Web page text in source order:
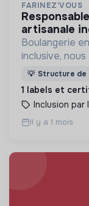
FARINEZ'VOUS
responsable de magasin f/h – boulangerie
artisanale
Boulangerie
inclusive,
de l'emploi
💡 Structure de
1 labels et
Inclusion par
Il y a 1 mois